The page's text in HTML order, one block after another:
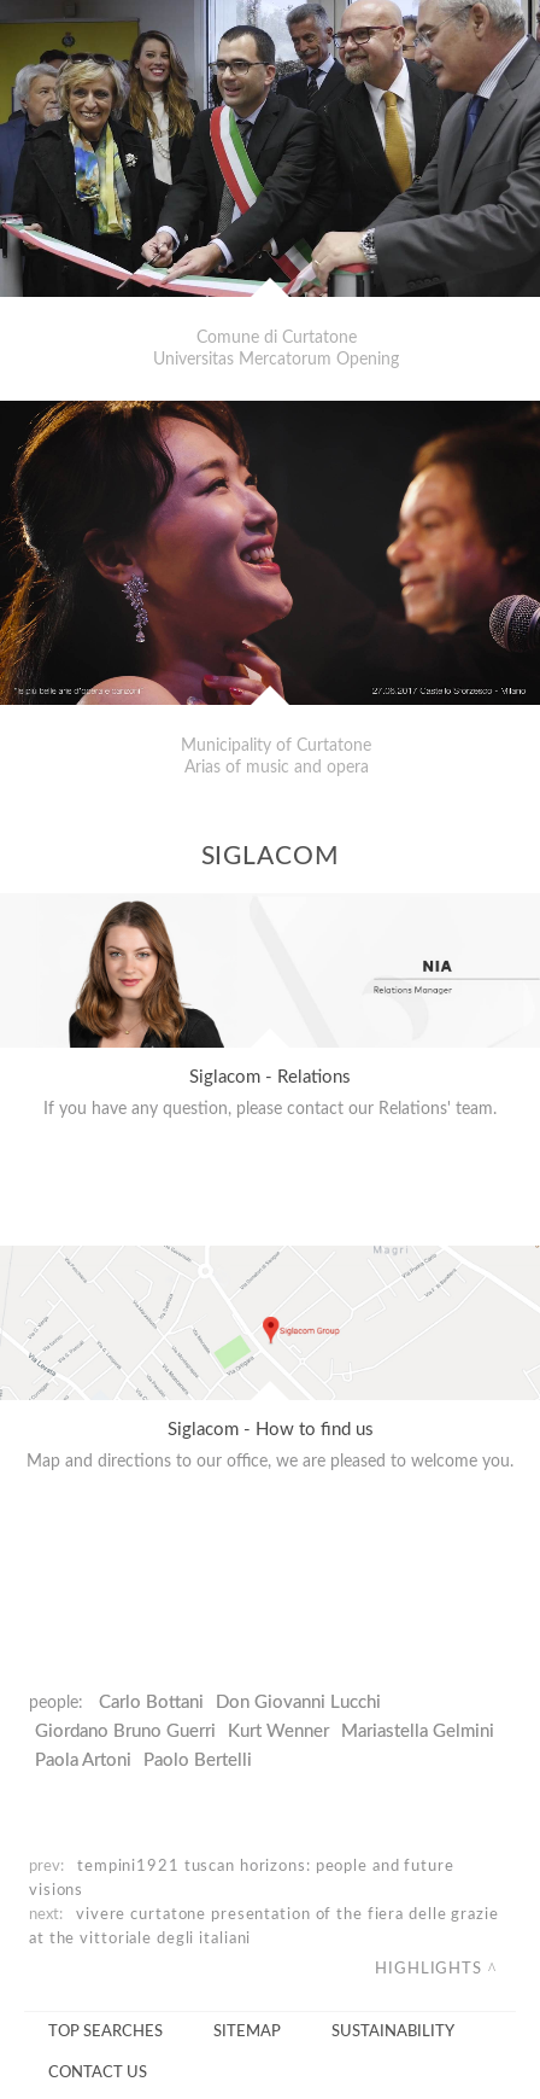
Comune di Curtatone
Universitas Mercatorum Opening
Municipality of Curtatone
Arias of music and opera
SIGLACOM
Siglacom - Relations
If you have any question, please contact our Relations' team.
Siglacom - How to find us
Map and directions to our office, we are pleased to welcome you.
people: Carlo Bottani
Don Giovanni Lucchi
Giordano Bruno Guerri
Kurt Wenner
Mariastella Gelmini
Paola Artoni
Paolo Bertelli
prev: tempini1921 tuscan horizons: people and future
visions
next:
vivere curtatone presentation of the fiera delle grazie
at the vittoriale degli italiani
HIGHLIGHTS
TOP SEARCHES SITEMAP SUSTAINABILITY
CONTACT US